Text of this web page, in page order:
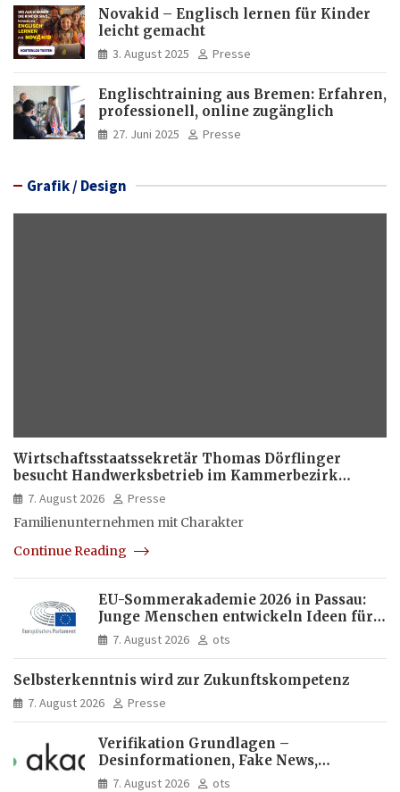
Novakid – Englisch lernen für Kinder
leicht gemacht
3. August 2025 Presse
Englischtraining aus Bremen: Erfahren,
professionell, online zugänglich
27. Juni 2025 Presse
Grafik / Design
Wirtschaftsstaatssekretär Thomas Dörflinger
besucht Handwerksbetrieb im Kammerbezirk
Freiburg
7. August 2026
Presse
Familienunternehmen mit Charakter
Continue Reading
EU-Sommerakademie 2026 in Passau:
Junge Menschen entwickeln Ideen für
Europas Zukunft
7. August 2026 ots
Selbsterkenntnis wird zur Zukunftskompetenz
7. August 2026 Presse
Verifikation Grundlagen –
Desinformationen, Fake News,
manipulierte Inhalte | dpa-Akademie
7. August 2026 ots